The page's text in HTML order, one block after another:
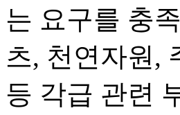
는 요구를 충
츠, 천연자원,
등 각급 관련